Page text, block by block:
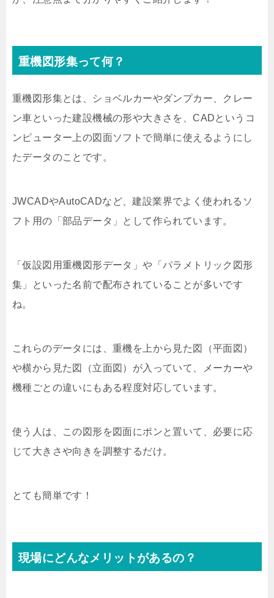
重機図形集って何？
重機図形集とは、ショベルカーやダンプカー、クレー
ン車といった建設機械の形や大きさを、CADというコ
ンピューター上の図面ソフトで簡単に使えるようにし
たデータのことです。
JWCADやAutoCADなど、建設業界でよく使われるソ
フト用の「部品データ」として作られています。
「仮設図用重機図形データ」や「パラメトリック図形
集」といった名前で配布されていることが多いです
ね。
これらのデータには、重機を上から見た図（平面図）
や横から見た図（立面図）が入っていて、メーカーや
機種ごとの違いにもある程度対応しています。
使う人は、この図形を図面にポンと置いて、必要に応
じて大きさや向きを調整するだけ。
とても簡単です！
現場にどんなメリットがあるの？